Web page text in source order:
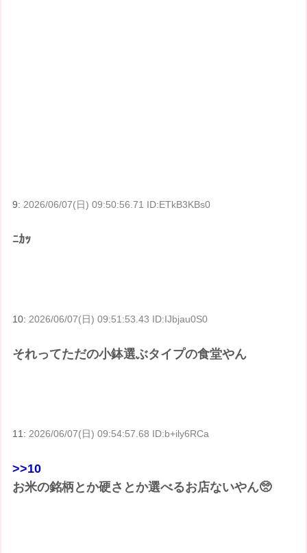
9: 2026/06/07(日) 09:50:56.71 ID:ETkB3KBs0
ﾆｶｯ
10: 2026/06/07(日) 09:51:53.43 ID:IJbjau0S0
それってただの小鉢選ぶタイプの食堂やん
11:2026/06/07(日) 09:54:57.68 ID:b+ily6RCa
>>10
お米の銘柄とか硬さとか選べるお店ないやん🥺